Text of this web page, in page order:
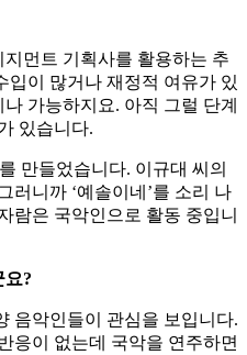
먼트 기획사를 활용하는 추
입이 많거나 재정적 여유가 있
가능하지요. 아직 그럴 단계
있습니다.
만들었습니다. 이규대 씨의
러니까 ‘예솔이네’를 소리 나
람은 국악인으로 활동 중입니
요?
음악인들이 관심을 보입니다.
응이 없는데 국악을 연주하면